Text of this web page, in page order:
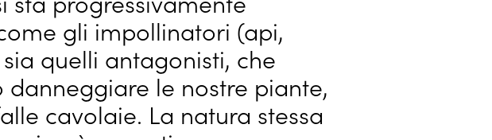
gli impollinatori (api,
quelli antagonisti, che
le nostre piante,
cavolaie. La natura stessa